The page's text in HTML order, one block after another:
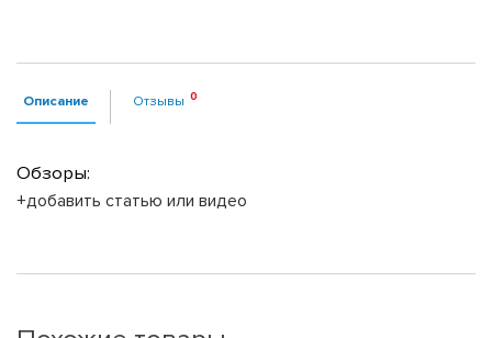
Описание Отзывы
Обзоры:
+добавить статью или видео